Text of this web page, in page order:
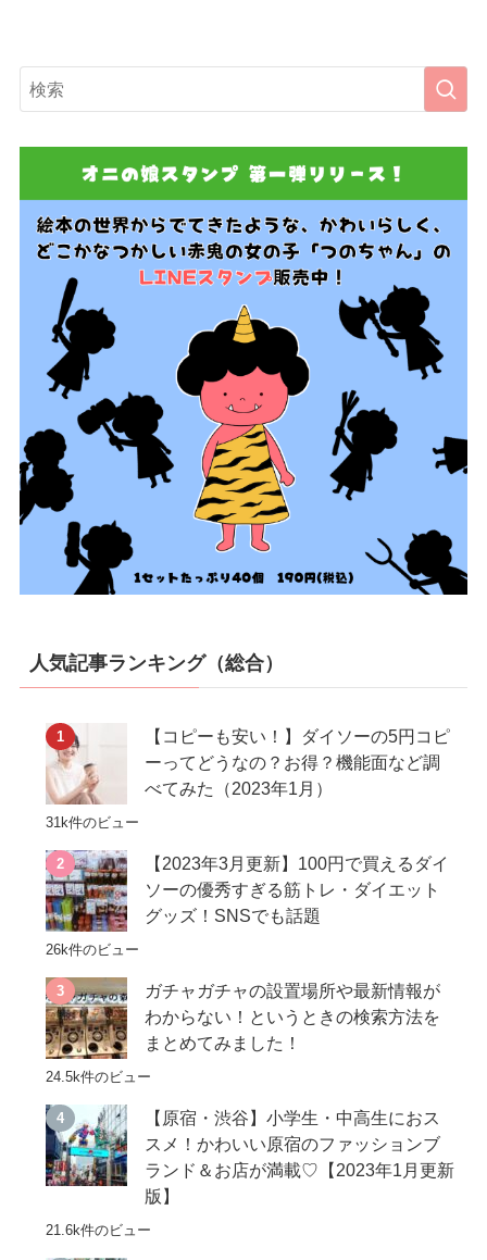
人気記事ランキング（総合）
【コピーも安い！】ダイソーの5円コピ
ーってどうなの？お得？機能面など調
べてみた（2023年1月）
31k件のビュー
【2023年3月更新】100円で買えるダイ
ソーの優秀すぎる筋トレ・ダイエット
グッズ！SNSでも話題
26k件のビュー
ガチャガチャの設置場所や最新情報が
わからない！というときの検索方法を
まとめてみました！
24.5k件のビュー
【原宿・渋谷】小学生・中高生におス
スメ！かわいい原宿のファッションブ
ランド＆お店が満載♡【2023年1月更新
版】
21.6k件のビュー